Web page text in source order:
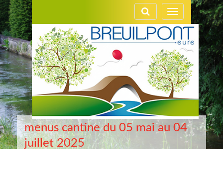
Gestion des traceurs
Toggle
navigation
menus cantine du 05 mai au 04
juillet 2025